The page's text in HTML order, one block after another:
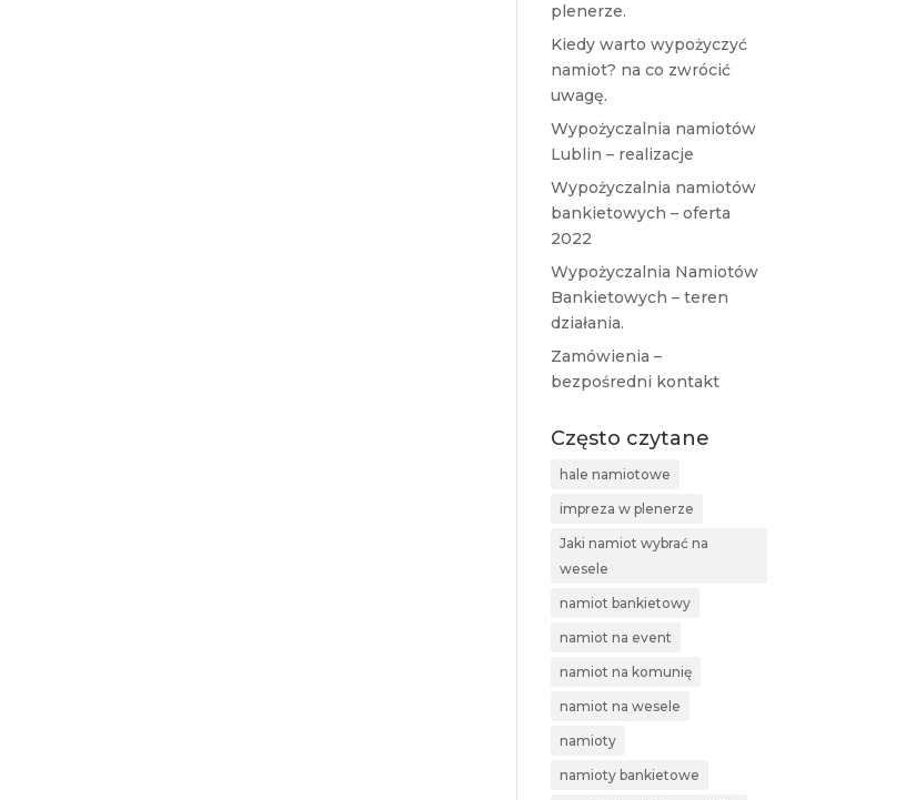
plenerze.
Kiedy warto wypożyczyć
namiot? na co zwrócić
uwagę.
Wypożyczalnia namiotów
Lublin – realizacje
Wypożyczalnia namiotów
bankietowych – oferta
2022
Wypożyczalnia Namiotów
Bankietowych – teren
działania.
Zamówienia –
bezpośredni kontakt
Często czytane
hale namiotowe
impreza w plenerze
Jaki namiot wybrać na
wesele
namiot bankietowy
namiot na event
namiot na komunię
namiot na wesele
namioty
namioty bankietowe